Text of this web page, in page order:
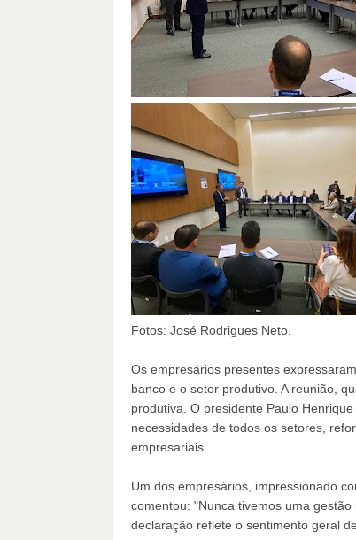
Fotos: José Rodrigues Neto.
Os empresários presentes
banco e o setor produtivo. A reunião,
produtiva. O presidente Paulo
necessidades de todos os setores,
empresariais.
Um dos empresários, impressionado
comentou: "Nunca tivemos uma
declaração reflete o sentimento geral